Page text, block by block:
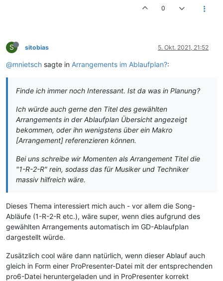
0
S sitobias 5. Okt. 2021, 21:52
@mnietsch sagte in Arrangements im Ablaufplan?:
Finde ich immer noch Interessant. Ist da was in Planung?
Ich würde auch gerne den Titel des gewählten
Arrangements in der Ablaufplan Übersicht angezeigt
bekommen, oder ihn wenigstens über ein Makro
[Arrangement] referenzieren können.
Bei uns schreibe wir Momenten als Arrangement Titel die
"1-R-2-R" rein, sodass das für Musiker und Techniker
massiv hilfreich wäre.
Dieses Thema interessiert mich auch - vor allem die Song-
Abläufe (1-R-2-R etc.), wäre super, wenn dies aufgrund des
gewählten Arrangements automatisch im GD-Ablaufplan
dargestellt würde.
Zusätzlich cool wäre dann natürlich, wenn dieser Ablauf auch
gleich in Form einer ProPresenter-Datei mit der entsprechenden
pro6-Datei heruntergeladen und in ProPresenter korrekt